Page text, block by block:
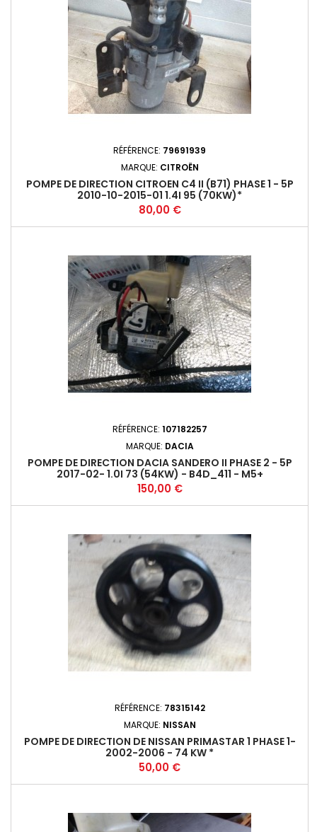
RÉFÉRENCE: 79691939
MARQUE: CITROËN
POMPE DE DIRECTION CITROEN C4 II (B71) PHASE 1 - 5P
2010-10-2015-01 1.4I 95 (70KW)*
Prix
80,00 €
RÉFÉRENCE: 107182257
MARQUE: DACIA
POMPE DE DIRECTION DACIA SANDERO II PHASE 2 - 5P
2017-02- 1.0I 73 (54KW) - B4D_411 - M5+
Prix
150,00 €
RÉFÉRENCE: 78315142
MARQUE: NISSAN
POMPE DE DIRECTION DE NISSAN PRIMASTAR 1 PHASE 1-
2002-2006 - 74 KW *
Prix
50,00 €